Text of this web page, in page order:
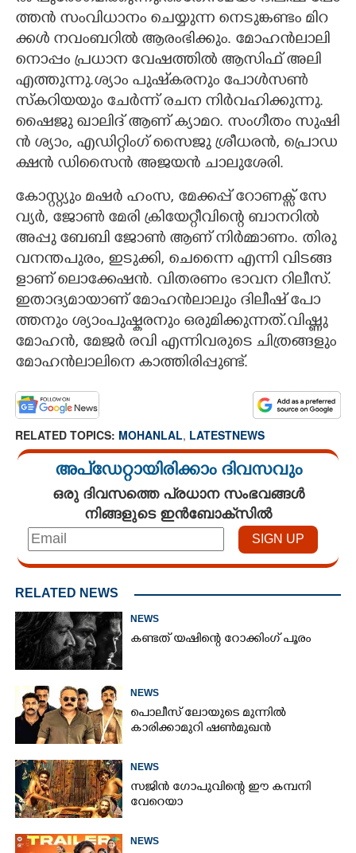
ത്ത​ൻ​ ​സം​വി​ധാ​നം​ ​ചെ​യ്യു​ന്ന​ ​നെ​ടു​ങ്ക​ണ്ടം​ ​മി​റ​
ക്ക​ൾ​ ​നവംബറിൽ ആ​രം​ഭി​ക്കും.​ ​മോ​ഹ​ൻ​ലാ​ലി​
നൊ​പ്പം​ ​പ്ര​ധാ​ന​ ​വേ​ഷ​ത്തി​ൽ​ ​ആ​സി​ഫ് ​അ​ലി​ ​
എ​ത്തു​ന്നു.​ശ്യാം​ ​പു​ഷ്‌​ക​ര​നും​ ​പോ​ൾ​സ​ൺ​ ​
സ്ക​റി​യ​യും​ ​ചേ​ർ​ന്ന് ​ര​ച​ന​ ​നി​ർ​വ​ഹി​ക്കു​ന്നു.​ ​
ഷൈ​ജു​ ​ഖാ​ലി​ദ് ​ആ​ണ് ​ക്യാ​മ​റ.​ ​സം​ഗീ​തം​ ​സു​ഷി​
ൻ​ ​ശ്യാം,​​​ ​എ​ഡി​റ്റിം​ഗ് ​സൈ​ജു​ ​ശ്രീ​ധ​ര​ൻ,​​​ ​പ്രൊ​ഡ​
ക്ഷ​ൻ​ ​ഡി​സൈ​ൻ​ ​അ​ജ​യ​ൻ​ ​ചാ​ലു​ശേ​രി.​ ​
കോ​സ്റ്റ്യും​ ​മ​ഷ​ർ​ ​ഹം​സ,​​​ ​മേ​ക്ക​പ്പ് ​റോ​ണ​ക്സ് ​സേ​
വ്യ​ർ,​​​ ​ജോ​ൺ​ ​മേ​രി​ ​ക്രി​യേ​റ്റീ​വി​ന്റെ​ ​ബാ​ന​റി​ൽ​ ​
അ​പ്പു​ ​ബേ​ബി​ ​ജോ​ൺ​ ​ആ​ണ് ​നി​ർ​മ്മാ​ണം.​ ​തി​രു​
വ​ന​ന്ത​പു​രം,​ ​ഇ​ടു​ക്കി,​ ​ചെ​ന്നൈ​ ​എ​ന്നി​ ​വി​ട​ങ്ങ​
ളാ​ണ് ​ലൊ​ക്കേ​ഷ​ൻ.​ ​വി​ത​ര​ണം​ ​ഭാ​വ​ന​ ​റി​ലീ​സ്.​ ​
ഇ​​​താ​​​ദ്യ​​​മാ​​​യാ​​​ണ് ​​​മോ​​​ഹ​​​ൻ​​​ലാ​​​ലും​​​ ​​​ദി​​​ലീ​​​ഷ് ​​​പോ​​​
ത്ത​​​നും​​​ ​​​ശ്യാം​​​പു​​​ഷ്ക​​​ര​​​നും​​​ ​​​ഒ​​​രു​​​മി​​​ക്കു​​​ന്ന​​​ത്.​വി​ഷ്ണു​ ​
മോ​ഹ​ൻ,​ ​മേ​ജ​ർ​ ​ര​വി​ ​എ​ന്നി​വ​രു​ടെ​ ​ചി​ത്ര​ങ്ങ​ളും​ ​
മോ​ഹ​ൻ​ലാ​ലി​നെ​ ​കാ​ത്തി​രി​പ്പു​ണ്ട്.
RELATED TOPICS: MOHANLAL, LATESTNEWS
അപ്ഡേറ്റായിരിക്കാം ദിവസവും
ഒരു ദിവസത്തെ പ്രധാന സംഭവങ്ങൾ
നിങ്ങളുടെ ഇൻബോക്സിൽ
RELATED NEWS
NEWS
കണ്ടത് യഷിന്റെ റോക്കിംഗ് പൂരം
NEWS
പൊലീസ് ലോയുടെ മുന്നിൽ
കാരിക്കാമുറി ഷൺമുഖൻ
NEWS
സജിൻ ഗോപുവിന്റെ ഈ കമ്പനി
വേറെയാ
NEWS